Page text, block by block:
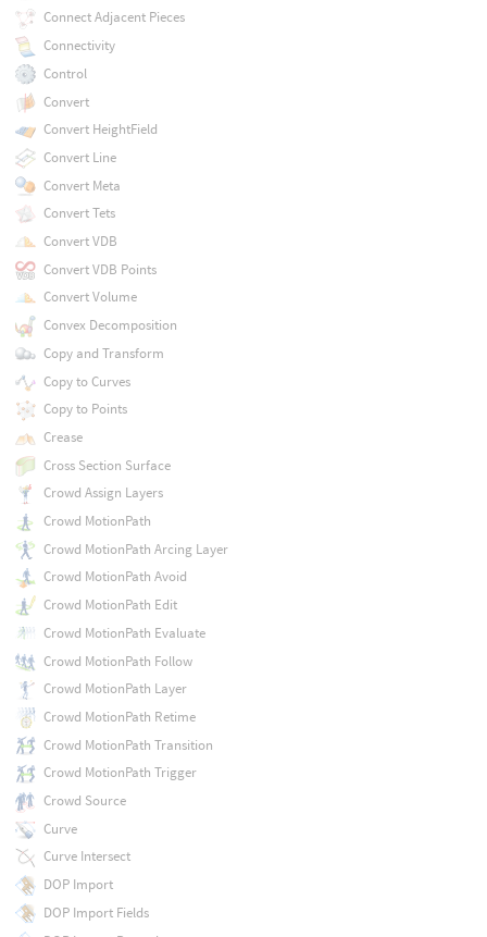
Connect Adjacent Pieces
Connectivity
Control
Convert
Convert HeightField
Convert Line
Convert Meta
Convert Tets
Convert VDB
Convert VDB Points
Convert Volume
Convex Decomposition
Copy and Transform
Copy to Curves
Copy to Points
Crease
Cross Section Surface
Crowd Assign Layers
Crowd MotionPath
Crowd MotionPath Arcing Layer
Crowd MotionPath Avoid
Crowd MotionPath Edit
Crowd MotionPath Evaluate
Crowd MotionPath Follow
Crowd MotionPath Layer
Crowd MotionPath Retime
Crowd MotionPath Transition
Crowd MotionPath Trigger
Crowd Source
Curve
Curve Intersect
DOP Import
DOP Import Fields